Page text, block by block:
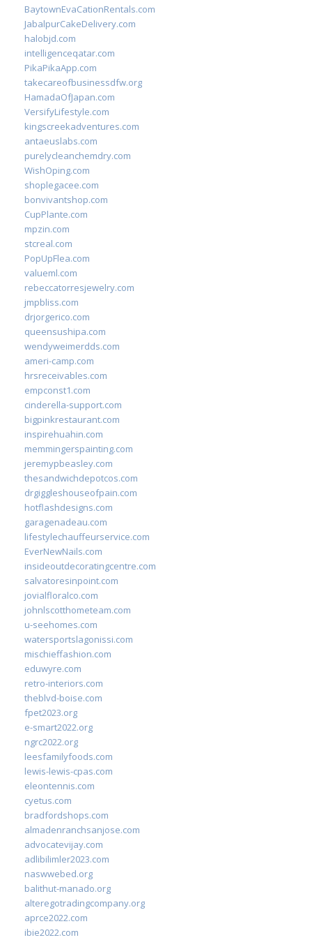
BaytownEvaCationRentals.com
JabalpurCakeDelivery.com
halobjd.com
intelligenceqatar.com
PikaPikaApp.com
takecareofbusinessdfw.org
HamadaOfJapan.com
VersifyLifestyle.com
kingscreekadventures.com
antaeuslabs.com
purelycleanchemdry.com
WishOping.com
shoplegacee.com
bonvivantshop.com
CupPlante.com
mpzin.com
stcreal.com
PopUpFlea.com
valueml.com
rebeccatorresjewelry.com
jmpbliss.com
drjorgerico.com
queensushipa.com
wendyweimerdds.com
ameri-camp.com
hrsreceivables.com
empconst1.com
cinderella-support.com
bigpinkrestaurant.com
inspirehuahin.com
memmingerspainting.com
jeremypbeasley.com
thesandwichdepotcos.com
drgiggleshouseofpain.com
hotflashdesigns.com
garagenadeau.com
lifestylechauffeurservice.com
EverNewNails.com
insideoutdecoratingcentre.com
salvatoresinpoint.com
jovialfloralco.com
johnlscotthometeam.com
u-seehomes.com
watersportslagonissi.com
mischieffashion.com
eduwyre.com
retro-interiors.com
theblvd-boise.com
fpet2023.org
e-smart2022.org
ngrc2022.org
leesfamilyfoods.com
lewis-lewis-cpas.com
eleontennis.com
cyetus.com
bradfordshops.com
almadenranchsanjose.com
advocatevijay.com
adlibilimler2023.com
naswwebed.org
balithut-manado.org
alteregotradingcompany.org
aprce2022.com
ibie2022.com